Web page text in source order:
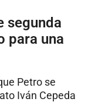
segunda
para una
Petro se
Iván Cepeda